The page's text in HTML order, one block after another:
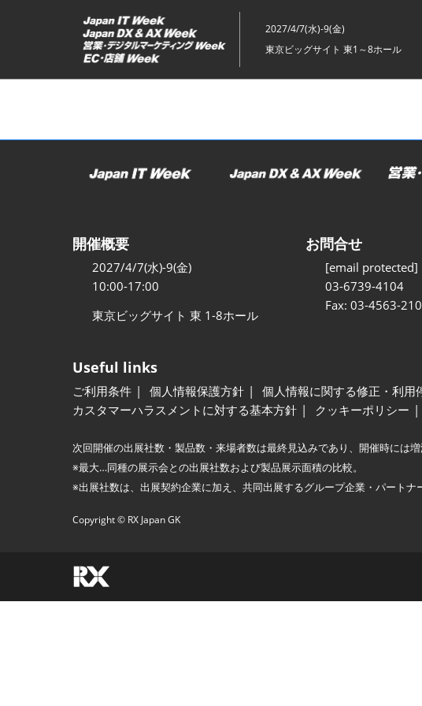
ッ
2027/4/7(水)-9(金)
東京ビッグサイト 東1～8ホール
開催概要
2027/4/7(水)-9(金)
10:00-17:00
東京ビッグサイト 東 1-8ホール
お問合せ
[email protected]
03-6739-4104
Fax: 03-4563-
Useful links
ご利用条件 個人情報保護方針 個人情報に関する修正・利用
カスタマーハラスメントに対する基本方針
クッキーポリシー
次回開催の出展社数・製品数・来場者数は最終見込みであり、開催時には増
※最大…同種の展示会との出展社数および製品展示面積の比較。
※出展社数は、出展契約企業に加え、共同出展するグループ企業・パートナ
Copyright © RX Japan GK